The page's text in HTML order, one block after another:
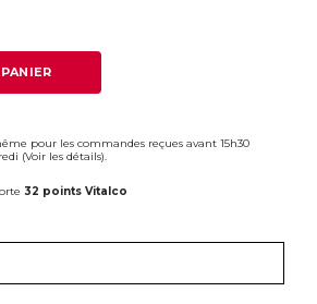
pour les commandes reçues avant 15h30
(Voir les détails).
32 points Vitalco